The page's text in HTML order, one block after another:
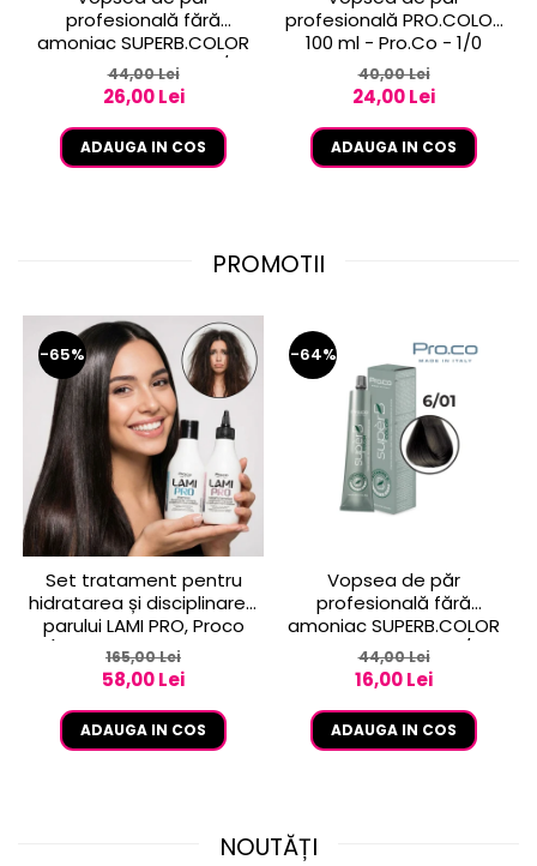
profesională fără
amoniac SUPERB.COLOR
100 ml - Pro.Co - 10/1
BLOND EXTRA DESCHIS
CENUSIU
44,00 Lei
26,00 Lei
ADAUGA IN COS
profesională PRO.COLOR
100 ml - Pro.Co - 1/0
NEGRU
40,00 Lei
24,00 Lei
ADAUGA IN COS
PROMOTII
-65%
Set tratament pentru
hidratarea și disciplinarea
parului LAMI PRO, Proco
(șampon + balsam 2x
250ml)
165,00 Lei
58,00 Lei
ADAUGA IN COS
-64%
Vopsea de păr
profesională fără
amoniac SUPERB.COLOR
100 ml - Pro.Co - 6/01
BLOND INCHIS CENUSIU
44,00 Lei
16,00 Lei
ADAUGA IN COS
NOUTĂȚI